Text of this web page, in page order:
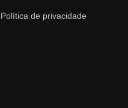
Política de privacidade